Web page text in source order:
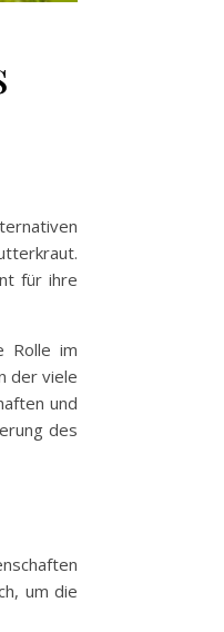
für ihre
Rolle im
der viele
und
des
um die